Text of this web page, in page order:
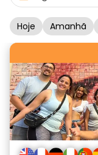
Hoje Amanhã